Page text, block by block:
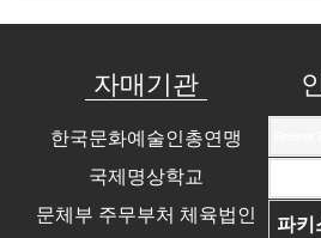
자매기관
한국문화예술인총연맹
국제명상학교
문체부 주무부처 체육법인
파키